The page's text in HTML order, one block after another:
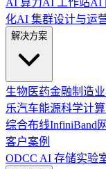
AI 算力AI 工作站AI
化AI 集群设计与运
解决方案
生物医药金融制造业
乐汽车能源科学计算
综合布线InfiniBand
客户案例
ODCC AI 存储实验